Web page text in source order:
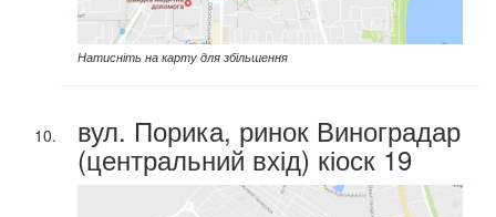
Натисніть на карту для збільшення
вул. Порика, ринок Виноградар
(центральний вхід) кіоск 19